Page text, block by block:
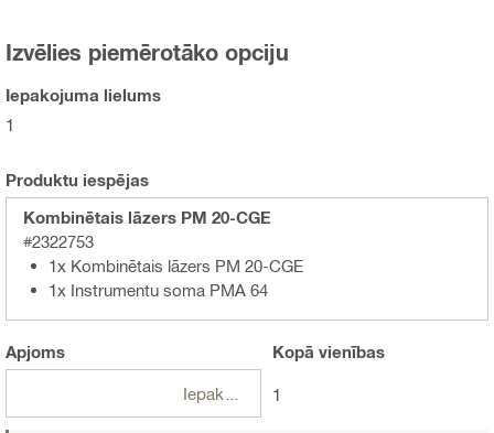
Izvēlies piemērotāko opciju
Iepakojuma lielums
1
Produktu iespējas
Kombinētais lāzers PM 20-CGE
#2322753
1x Kombinētais lāzers PM 20-CGE
1x Instrumentu soma PMA 64
Apjoms Kopā vienības
1